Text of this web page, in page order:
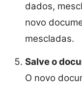
dados,
novo
mescladas.
Salve o
O novo